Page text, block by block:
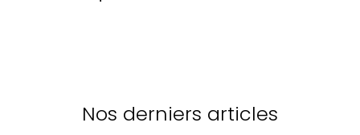
Nos derniers articles